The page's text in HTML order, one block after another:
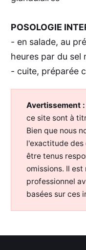
POSOLOGIE
- en salade, au
heures par du sel
- cuite, préparée
Avertissement :
ce site sont à
Bien que nous
l'exactitude des
être tenus
omissions. Il
professionnel
basées sur ces